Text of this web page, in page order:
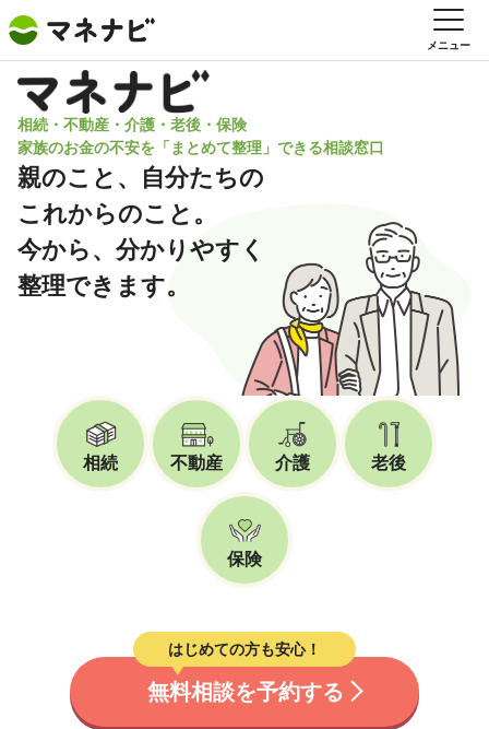
メニュー
相続・不動産・介護・老後・保険
家族のお金の不安を「まとめて整理」できる相談窓口
親のこと、自分たちの
これからのこと。
今から、分かりやすく
整理できます。
相続 不動産 介護 老後
保険
はじめての方も安心！
無料相談を予約する